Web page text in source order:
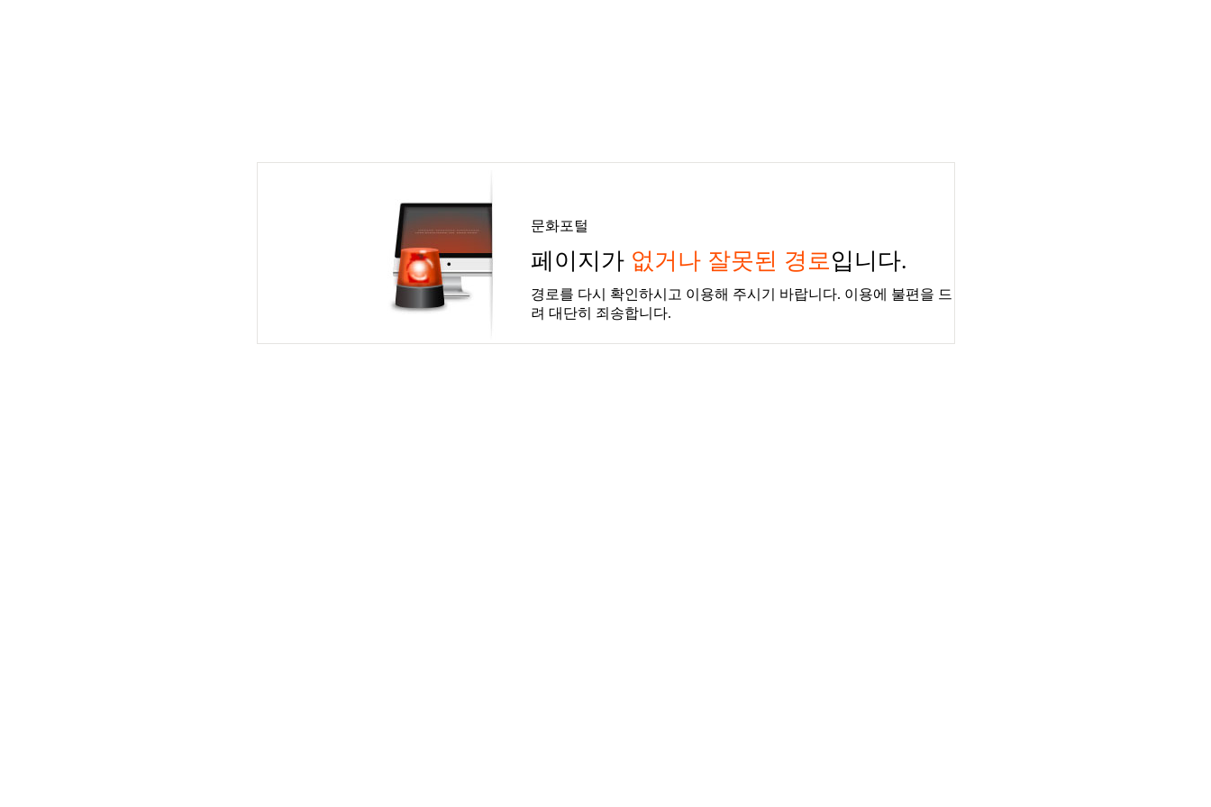
문화포털
페이지가 없거나 잘못된 경로입니다.
경로를 다시 확인하시고 이용해 주시기 바랍니다. 이용에 불편을 드
려 대단히 죄송합니다.